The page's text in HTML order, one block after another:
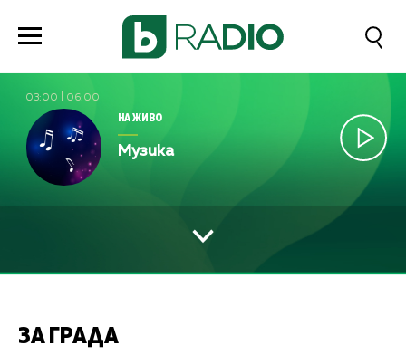
03:00 06:00
НА ЖИВО
Музика
ЗА ГРАДА